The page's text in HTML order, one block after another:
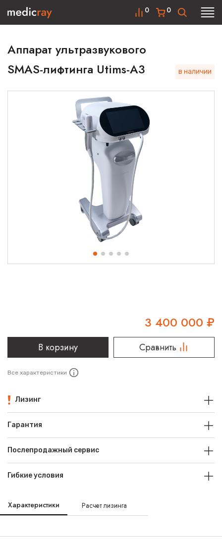
0
0
Аппарат ультразвукового
SMAS-лифтинга Utims-A3
в наличии
3 400 000 ₽
В корзину Сравнить
Все характеристики
Лизинг
Гарантия
Послепродажный сервис
Гибкие условия
Характеристики Расчет лизинга